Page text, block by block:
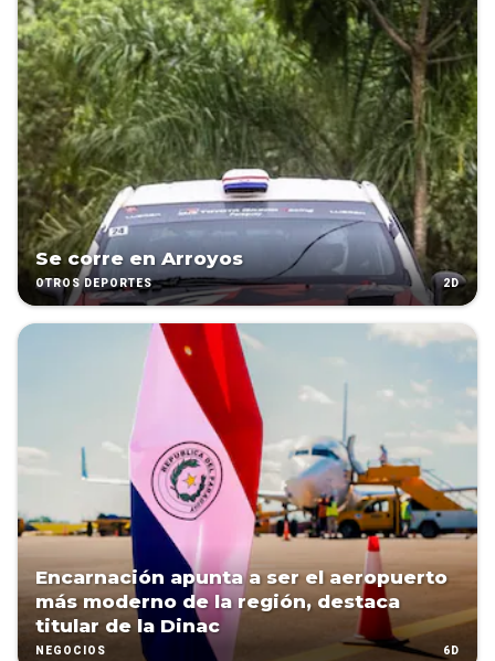
Se corre en Arroyos
OTROS DEPORTES 2D
Encarnación apunta a ser el aeropuerto
más moderno de la región, destaca
titular de la Dinac
NEGOCIOS 6D